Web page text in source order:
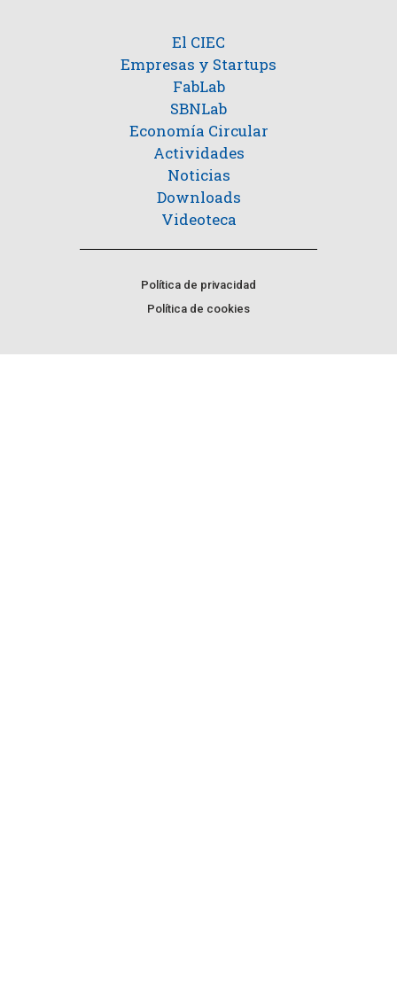
El CIEC
Empresas y Startups
FabLab
SBNLab
Economía Circular
Actividades
Noticias
Downloads
Videoteca
Política de privacidad
Política de cookies